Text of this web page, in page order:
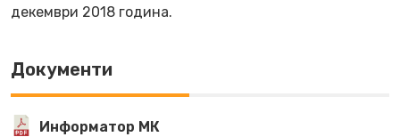
декември 2018 година.
Документи
Информатор МК